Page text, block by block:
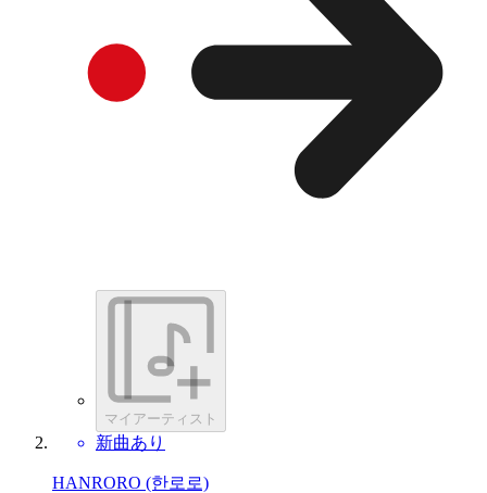
マイアーティスト
新曲あり
HANRORO (한로로)